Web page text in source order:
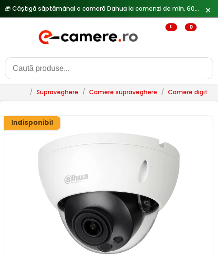
🔥Reduceri de pana la 25% doar in luna iulie → Vezi ofertele
✕
0 0
/ Supraveghere / Camere supraveghere / Camere digitale
Indisponibil